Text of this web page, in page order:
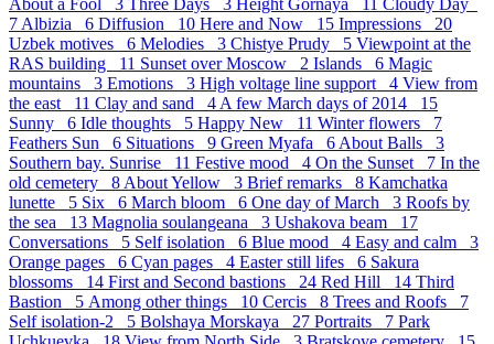
7 Albizia 6 Diffusion 10 Here and Now 15 Impressions 20
Uzbek motives 6 Melodies 3 Chistye Prudy 5 Viewpoint at the
RAS building 11 Sunset over Moscow 2 Islands 6 Magic
mountains 3 Emotions 3 High voltage line support 4 View from
the east 11 Clay and sand 4 A few March days of 2014 15
Sunny 6 Idle thoughts 5 Happy New 11 Winter flowers 7
Feathers Sun 6 Situations 9 Green Myafa 6 About Balls 3
Southern bay. Sunrise 11 Festive mood 4 On the Sunset 7 In the
old cemetery 8 About Yellow 3 Brief remarks 8 Kamchatka
lunette 5 Six 6 March bloom 6 One day of March 3 Roofs by
the sea 13 Magnolia soulangeana 3 Ushakova beam 17
Conversations 5 Self isolation 6 Blue mood 4 Easy and calm 3
Orange pages 6 Cyan pages 4 Easter still lifes 6 Sakura
blossoms 14 First and Second bastions 24 Red Hill 14 Third
Bastion 5 Аmong other things 10 Cercis 8 Trees and Roofs 7
Self isolation-2 5 Bolshaya Morskaya 27 Portraits 7 Park